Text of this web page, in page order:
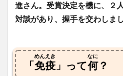
進さん。受賞決定を機に、２
対談があり、握手を交わしま
「免疫
めんえき
」って何
なに
？